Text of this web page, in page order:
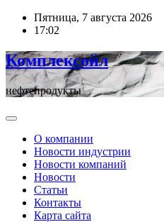
ПерейтиПятница, 7 августа 2026
17:02
Комплексойл
нефтепродукты
О компании
Новости индустрии
Новости компаний
Новости
Статьи
Контакты
Карта сайта